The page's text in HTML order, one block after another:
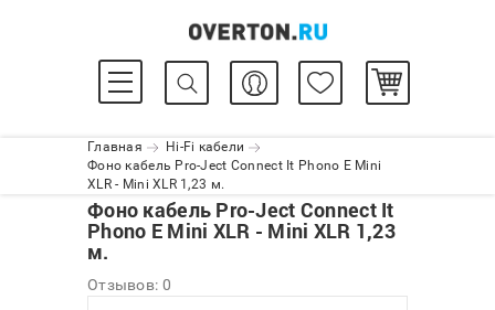
Главная
Hi-Fi кабели
Фоно кабель Pro-Ject Connect It Phono E Mini
XLR - Mini XLR 1,23 м.
Фоно кабель Pro-Ject Connect It
Phono E Mini XLR - Mini XLR 1,23
м.
Отзывов: 0